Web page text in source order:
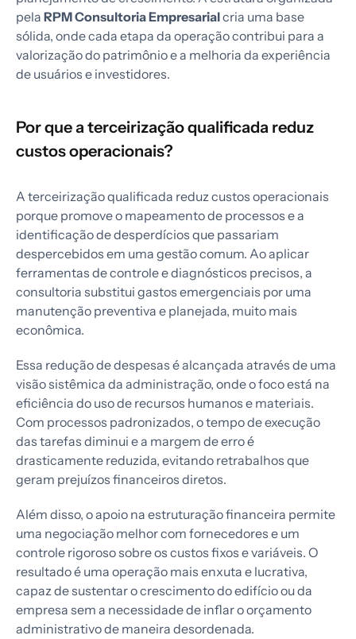
pela RPM Consultoria Empresarialcria uma base
sólida, onde cada etapa da operação contribui para a
valorização do patrimônio e a melhoria da experiência
de usuários e investidores.
Por que a terceirização qualificada reduz
custos operacionais?
A terceirização qualificada reduz custos operacionais
porque promove o mapeamento de processos e a
identificação de desperdícios que passariam
despercebidos em uma gestão comum. Ao aplicar
ferramentas de controle e diagnósticos precisos, a
consultoria substitui gastos emergenciais por uma
manutenção preventiva e planejada, muito mais
econômica.
Essa redução de despesas é alcançada através de uma
visão sistêmica da administração, onde o foco está na
eficiência do uso de recursos humanos e materiais.
Com processos padronizados, o tempo de execução
das tarefas diminui e a margem de erro é
drasticamente reduzida, evitando retrabalhos que
geram prejuízos financeiros diretos.
Além disso, o apoio na estruturação financeira permite
uma negociação melhor com fornecedores e um
controle rigoroso sobre os custos fixos e variáveis. O
resultado é uma operação mais enxuta e lucrativa,
capaz de sustentar o crescimento do edifício ou da
empresa sem a necessidade de inflar o orçamento
administrativo de maneira desordenada.